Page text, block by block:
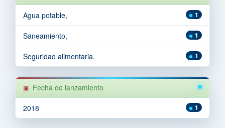
1
Agua potable,
1
Saneamiento,
1
Seguridad alimentaria.
Fecha de lanzamiento
1
2018